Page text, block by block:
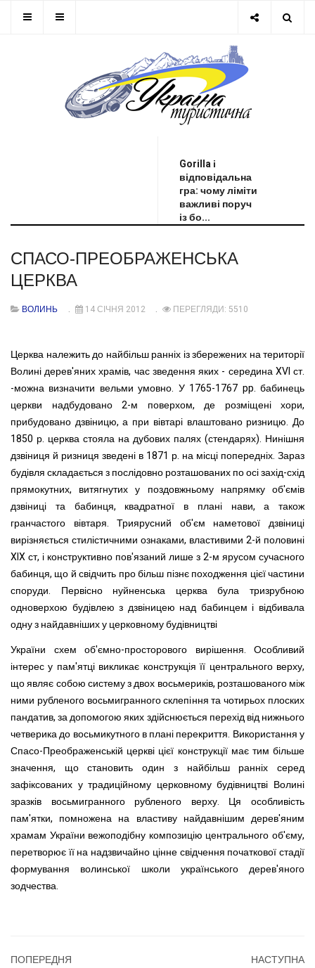
Gorilla і
відповідальна
гра: чому ліміти
важливі поруч
із бо...
СПАСО-ПРЕОБРАЖЕНСЬКА
ЦЕРКВА
ВОЛИНЬ 14 СІЧНЯ 2012 ПЕРЕГЛЯДИ: 5510
Церква належить до найбільш ранніх із збережених на території
Волині дерев'яних храмів, час зведення яких - середина XVI ст.
-можна визначити вельми умовно. У 1765-1767 pp. бабинець
церкви надбудовано 2-м поверхом, де розміщені хори,
прибудовано дзвіницю, а при вівтарі влаштовано ризницю. До
1850 р. церква стояла на дубових палях (стендарях). Нинішня
дзвіниця й ризниця зведені в 1871 р. на місці попередніх. Зараз
будівля складається з послідовно розташованих по осі захід-схід
прямокутних, витягнутих у поздовжньому напрямку об'ємів
дзвіниці та бабинця, квадратної в плані нави, а також
гранчастого вівтаря. Триярусний об'єм наметової дзвіниці
вирізняється стилістичними ознаками, властивими 2-й половині
XIX ст, і конструктивно пов'язаний лише з 2-м ярусом сучасного
бабинця, що й свідчить про більш пізнє походження цієї частини
споруди. Первісно нуйненська церква була тризрубною
одноверхою будівлею з дзвіницею над бабинцем і відбивала
одну з найдавніших у церковному будівництві
України схем об'ємно-просторового вирішення. Особливий
інтерес у пам'ятці викликає конструкція її центрального верху,
що являє собою систему з двох восьмериків, розташованого між
ними рубленого восьмигранного склепіння та чотирьох плоских
пандатив, за допомогою яких здійснюється перехід від нижнього
четверика до восьмикутного в плані перекриття. Використання у
Спасо-Преображенській церкві цієї конструкції має тим більше
значення, що становить один з найбільш ранніх серед
зафіксованих у традиційному церковному будівництві Волині
зразків восьмигранного рубленого верху. Ця особливість
пам'ятки, помножена на властиву найдавнішим дерев'яним
храмам України вежоподібну композицію центрального об'єму,
перетворює її на надзвичайно цінне свідчення початкової стадії
формування волинської школи українського дерев'яного
зодчества.
ПОПЕРЕДНЯ НАСТУПНА